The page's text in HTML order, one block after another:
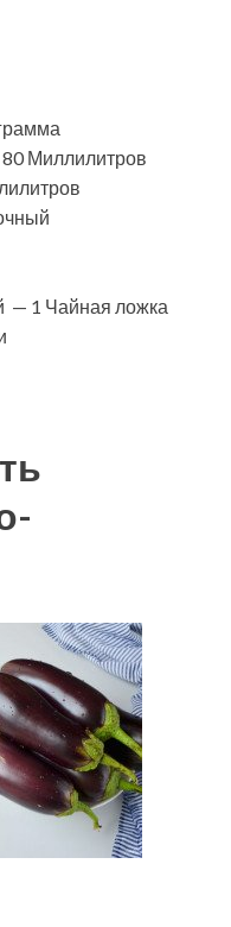
Миллилитров
— 1 Чайная ложка